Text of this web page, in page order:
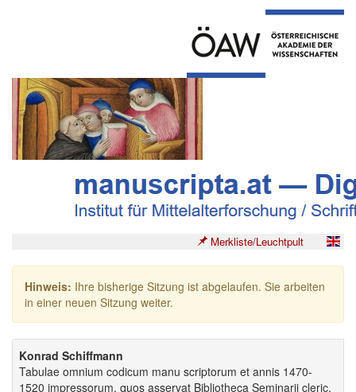
Merkliste/Leuchtpult
Hinweis: Ihre bisherige Sitzung ist abgelaufen. Sie arbeiten
in einer neuen Sitzung weiter.
Konrad Schiffmann
Tabulae omnium codicum manu scriptorum et annis 1470-
1520 impressorum, quos asservat Bibliotheca Seminarii cleric.